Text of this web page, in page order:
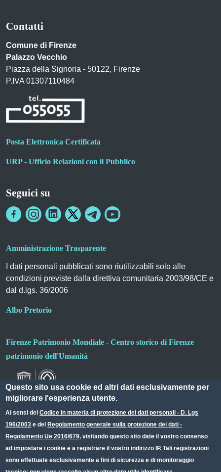
Contatti
Comune di Firenze
Palazzo Vecchio
Piazza della Signoria - 50122, Firenze
P.IVA 01307110484
Posta Elettronica Certificata
URP - Ufficio Relazioni con il Pubblico
Seguici su
Amministrazione Trasparente
I dati personali pubblicati sono riutilizzabili solo alle
condizioni previste dalla direttiva comunitaria 2003/98/CE e
dal d.lgs. 36/2006
Albo Pretorio
Firenze Patrimonio Mondiale - Centro storico di Firenze
patrimonio dell'Umanità
Small prints
Useful links section
Redazione web
Privacy
Questo sito usa cookie ed altri dati esclusivamente per
migliorare l'esperienza utente.
Ai sensi delCodice in materia di protezione dei dati personali - D. Lgs
196/2003 e del Regolamento generale sulla protezione dei dati -
Regolamento Ue 2016/679, visitando questo sito date il vostro consenso
ad impostare i cookie e a registrare il vostro indirizzo IP. Tali registrazioni
sono effettuate esclusivamente a fini di sicurezza e di monitoraggio